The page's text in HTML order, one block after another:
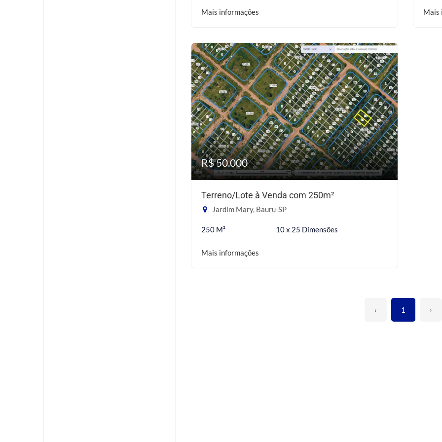
Mais informações Mais
R$ 50.000
Terreno/Lote à Venda com 250m²
Jardim Mary, Bauru-SP
250 M² 10 x 25 Dimensões
Mais informações
‹ 1 ›